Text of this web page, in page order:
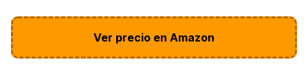
Ver precio en Amazon